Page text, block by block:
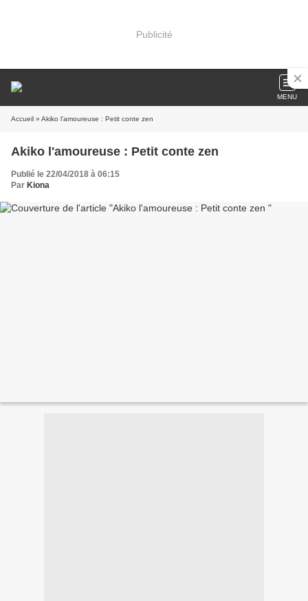
Publicité
MENU
Accueil » Akiko l'amoureuse : Petit conte zen
Akiko l'amoureuse : Petit conte zen
Publié le 22/04/2018 à 06:15
Par Kiona